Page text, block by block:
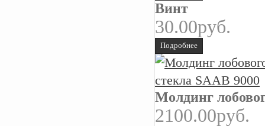
Винт
30.00руб.
Подробнее
Молдинг
2100.00руб.